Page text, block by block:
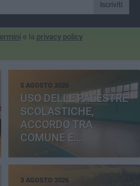
Iscriviti
e la privacy policy
5 AGOSTO 2026
USO DELLE PALESTRE
SCOLASTICHE,
ACCORDO TRA
COMUNE E
PROVINCIA
3 AGOSTO 2026